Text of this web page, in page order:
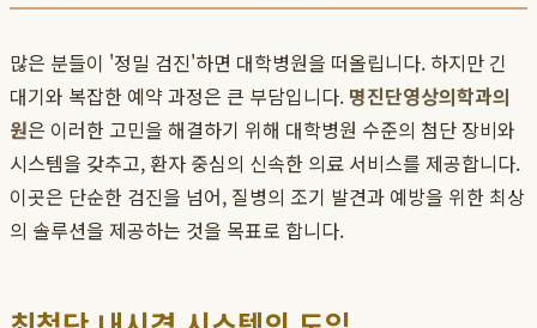
많은 분들이 '정밀 검진'하면 대학병원을 떠올립니다. 하지만 긴
대기와 복잡한 예약 과정은 큰 부담입니다. 명진단영상의학과의
원은 이러한 고민을 해결하기 위해 대학병원 수준의 첨단 장비와
시스템을 갖추고, 환자 중심의 신속한 의료 서비스를 제공합니다.
이곳은 단순한 검진을 넘어, 질병의 조기 발견과 예방을 위한 최상
의 솔루션을 제공하는 것을 목표로 합니다.